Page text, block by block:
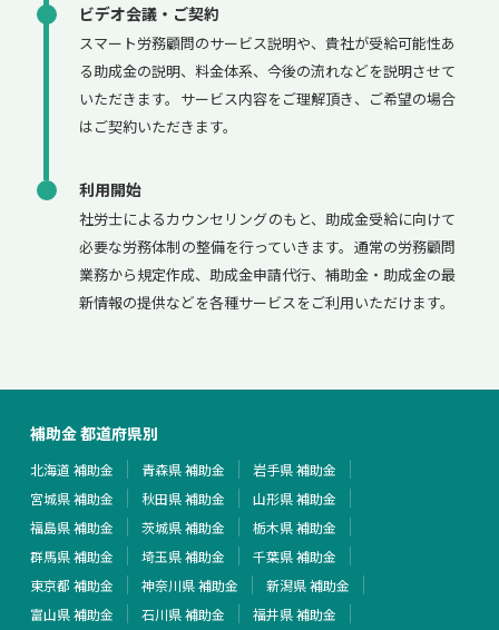
ビデオ会議・ご契約
スマート労務顧問のサービス説明や、貴社が受給可能性あ
る助成金の説明、料金体系、今後の流れなどを説明させて
いただきます。サービス内容をご理解頂き、ご希望の場合
はご契約いただきます。
利用開始
社労士によるカウンセリングのもと、助成金受給に向けて
必要な労務体制の整備を行っていきます。通常の労務顧問
業務から規定作成、助成金申請代行、補助金・助成金の最
新情報の提供などを各種サービスをご利用いただけます。
補助金 都道府県別
北海道 補助金 青森県 補助金
岩手県 補助金
宮城県 補助金
秋田県 補助金
山形県 補助金
福島県 補助金
茨城県 補助金
栃木県 補助金
群馬県 補助金
埼玉県 補助金
千葉県 補助金
東京都 補助金
神奈川県 補助金
新潟県 補助金
富山県 補助金
石川県 補助金
福井県 補助金